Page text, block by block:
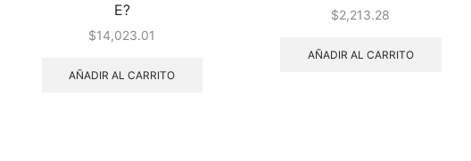
E?
$14,023.01
AÑADIR AL CARRITO
$2,213.28
AÑADIR AL CARRITO